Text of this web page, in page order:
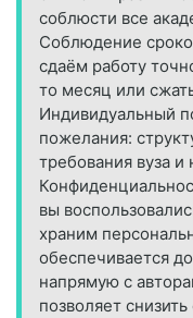
соблюсти все
Соблюдение
сдаём работу
то месяц или
Индивидуальный
пожелания:
требования вуза и
вы
храним
обеспечивается
напрямую с
позволяет